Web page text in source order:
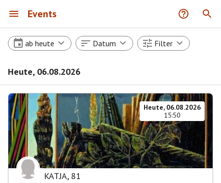
Events
ab heute Datum Filter
Heute, 06.08.2026
Heute, 06.08.2026
15:50
KATJA, 81